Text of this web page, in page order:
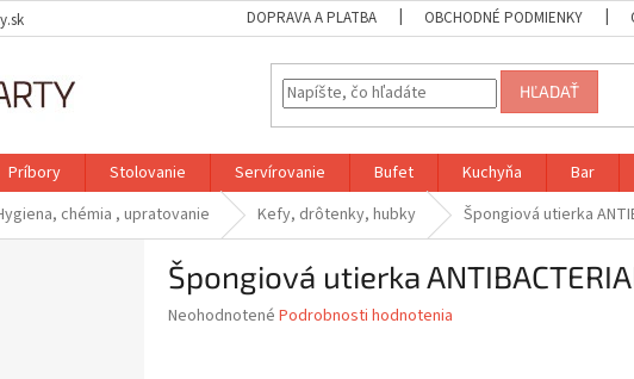
DOPRAVA A PLATBA OBCHODNÉ PODMIENKY
HĽADAŤ
Príbory Stolovanie Servírovanie Bufet Kuchyňa Bar
chémia , upratovanie Kefy, drôtenky, hubky Špongiová utierka
Špongiová utierka
Priemerné
Neohodnotené Podrobnosti hodnotenia